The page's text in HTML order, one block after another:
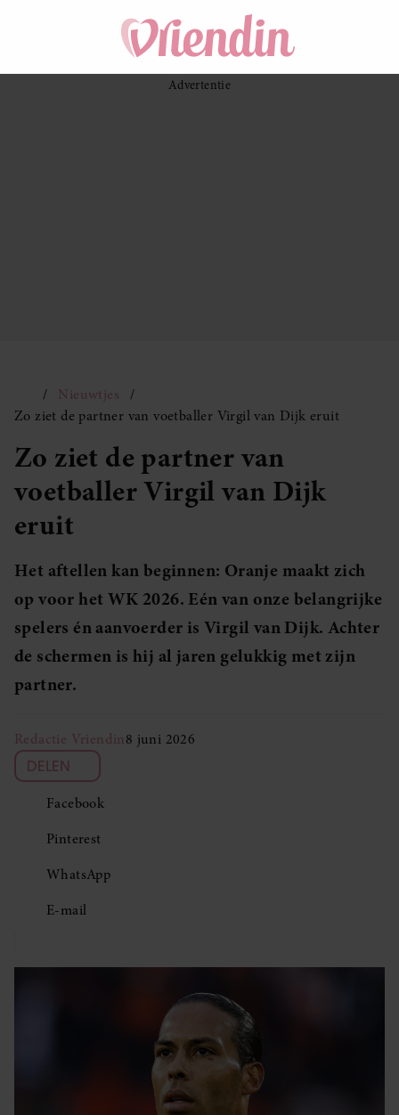
Nieuwtjes
Zo ziet de partner van voetballer Virgil van Dijk eruit
Zo ziet de partner van
voetballer Virgil van Dijk
eruit
Het aftellen kan beginnen: Oranje maakt zich
op voor het WK 2026. Eén van onze belangrijke
spelers én aanvoerder is Virgil van Dijk. Achter
de schermen is hij al jaren gelukkig met zijn
partner.
Redactie Vriendin8 juni 2026
DELEN
Facebook
Pinterest
WhatsApp
E-mail